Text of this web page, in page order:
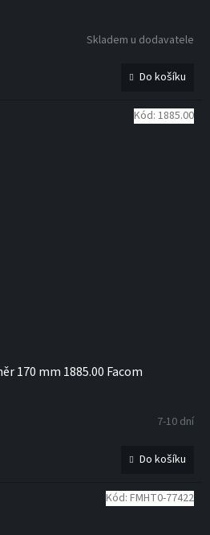
Skladem u dodavatele
Do košíku
170 mm 1885.00 Facom
7-10 dní
Do košíku
Kód: 1885.00
Kód: FMHT0-77422